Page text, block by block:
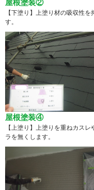
屋根塗装②
【下塗り】上塗り材の吸収性を
す。
屋根塗装④
【上塗り】上塗りを重ねカスレ
ラを無くします。